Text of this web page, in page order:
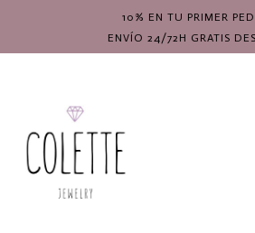
10% EN TU PRIMER
ENVÍO 24/72H GRATIS